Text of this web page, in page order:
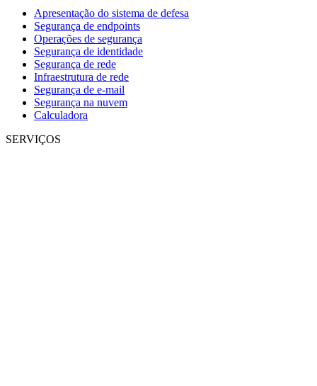
Apresentação do sistema de defesa
Segurança de endpoints
Operações de segurança
Segurança de identidade
Segurança de rede
Infraestrutura de rede
Segurança de e-mail
Segurança na nuvem
Calculadora
SERVIÇOS